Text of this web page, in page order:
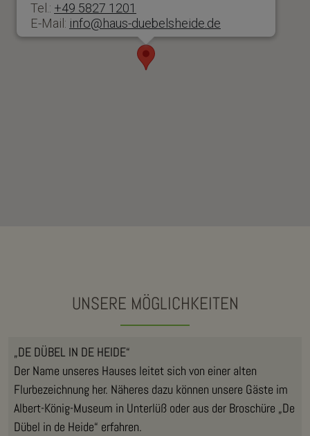
Tel.: +49 5827 1201
E-Mail: info@haus-duebelsheide.de
UNSERE MÖGLICHKEITEN
„DE DÜBEL IN DE HEIDE“
Der Name unseres Hauses leitet sich von einer alten
Flurbezeichnung her. Näheres dazu können unsere Gäste im
Albert-König-Museum in Unterlüß oder aus der Broschüre „De
Dübel in de Heide“ erfahren.